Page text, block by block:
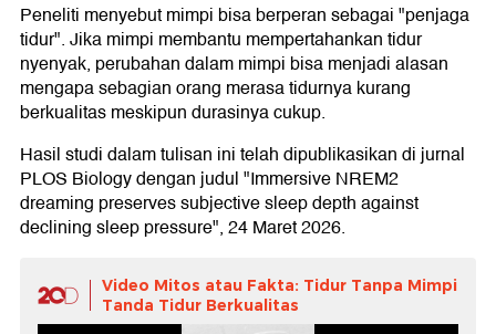
Peneliti menyebut mimpi bisa berperan sebagai "penjaga
tidur". Jika mimpi membantu mempertahankan tidur
nyenyak, perubahan dalam mimpi bisa menjadi alasan
mengapa sebagian orang merasa tidurnya kurang
berkualitas meskipun durasinya cukup.
Hasil studi dalam tulisan ini telah dipublikasikan di jurnal
PLOS Biology dengan judul "Immersive NREM2
dreaming preserves subjective sleep depth against
declining sleep pressure", 24 Maret 2026.
Video Mitos atau Fakta: Tidur Tanpa Mimpi
Tanda Tidur Berkualitas